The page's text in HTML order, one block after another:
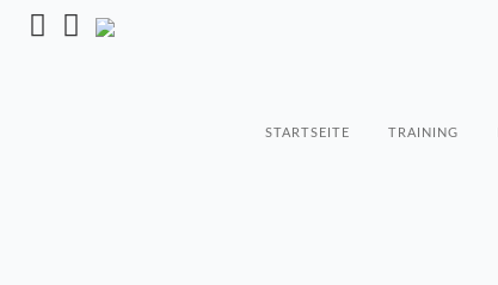
STARTSEITE TRAINING